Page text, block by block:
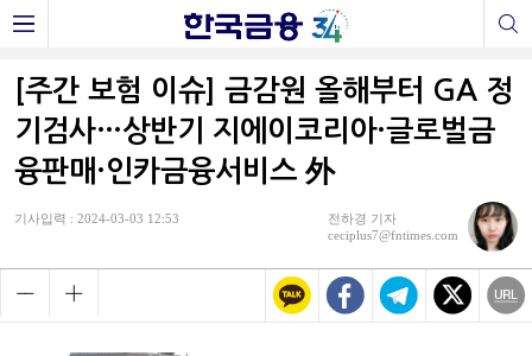
[주간 보험 이슈] 금감원 올해부터 GA 정
기검사…상반기 지에이코리아·글로벌금
융판매·인카금융서비스 外
기사입력 : 2024-03-03 12:53
전하경 기자
ceciplus7@fntimes.com